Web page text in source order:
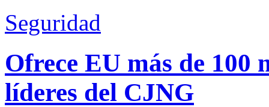
Seguridad
Ofrece EU más de 100
líderes del CJNG